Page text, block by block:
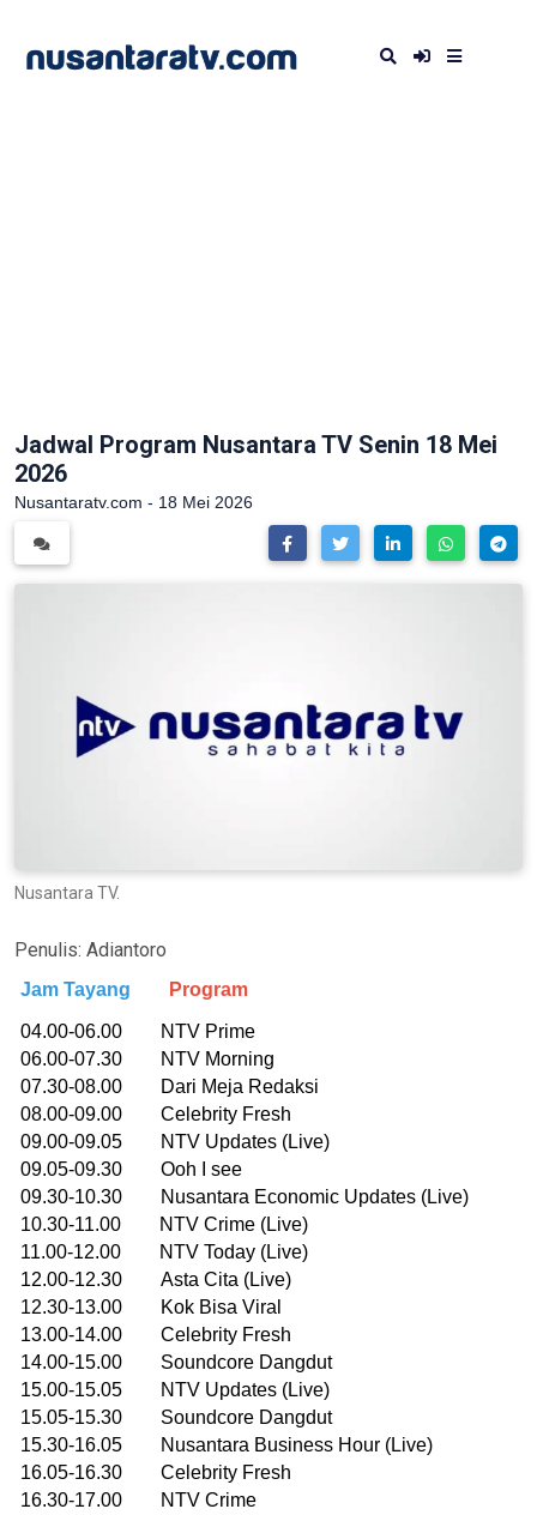
Jadwal Program Nusantara TV Senin 18 Mei
2026
Nusantaratv.com - 18 Mei 2026
Nusantara TV.
Penulis: Adiantoro
Jam Tayang Program
04.00-06.00 NTV Prime
06.00-07.30 NTV Morning
07.30-08.00 Dari Meja Redaksi
08.00-09.00 Celebrity Fresh
09.00-09.05 NTV Updates (Live)
09.05-09.30 Ooh I see
09.30-10.30 Nusantara Economic Updates (Live)
10.30-11.00 NTV Crime (Live)
11.00-12.00 NTV Today (Live)
12.00-12.30 Asta Cita (Live)
12.30-13.00 Kok Bisa Viral
13.00-14.00 Celebrity Fresh
14.00-15.00 Soundcore Dangdut
15.00-15.05 NTV Updates (Live)
15.05-15.30 Soundcore Dangdut
15.30-16.05 Nusantara Business Hour (Live)
16.05-16.30 Celebrity Fresh
16.30-17.00 NTV Crime